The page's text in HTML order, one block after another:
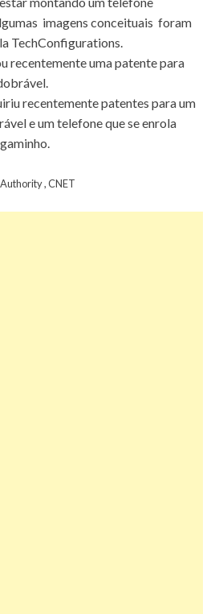
imagens conceituais foram
TechConfigurations.
recentementeuma patentepara
recentementepatentes para um
e um telefone que se enrola
,CNET